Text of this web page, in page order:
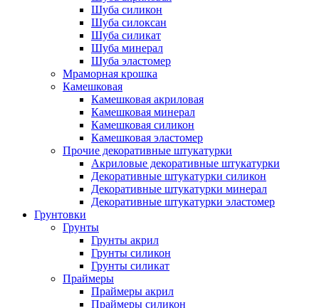
Шуба силикон
Шуба силоксан
Шуба силикат
Шуба минерал
Шуба эластомер
Мраморная крошка
Камешковая
Камешковая акриловая
Камешковая минерал
Камешковая силикон
Камешковая эластомер
Прочие декоративные штукатурки
Акриловые декоративные штукатурки
Декоративные штукатурки силикон
Декоративные штукатурки минерал
Декоративные штукатурки эластомер
Грунтовки
Грунты
Грунты акрил
Грунты силикон
Грунты силикат
Праймеры
Праймеры акрил
Праймеры силикон